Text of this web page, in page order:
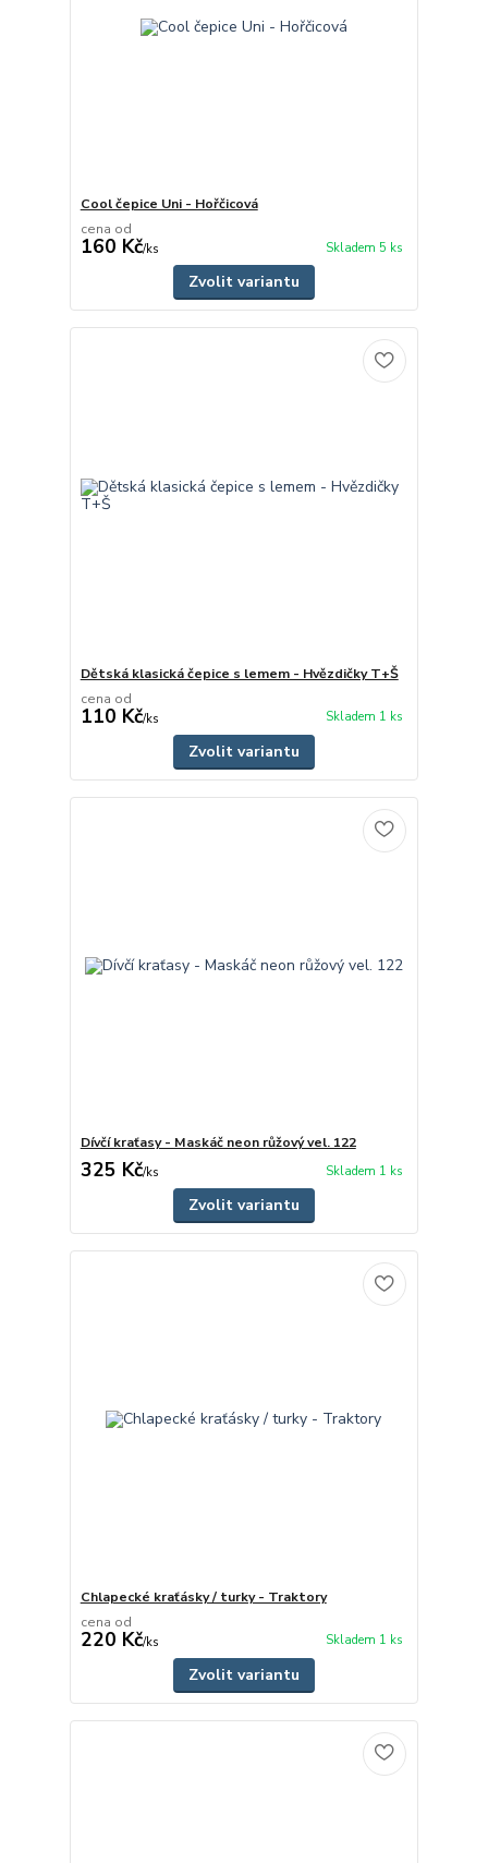
Cool čepice Uni - Hořčicová
cena od
160 Kč/ks Skladem 5 ks
Zvolit variantu
Dětská klasická čepice s lemem - Hvězdičky T+Š
cena od
110 Kč/ks Skladem 1 ks
Zvolit variantu
Dívčí kraťasy - Maskáč neon růžový vel. 122
325 Kč/ks Skladem 1 ks
Zvolit variantu
Chlapecké kraťásky / turky - Traktory
cena od
220 Kč/ks Skladem 1 ks
Zvolit variantu